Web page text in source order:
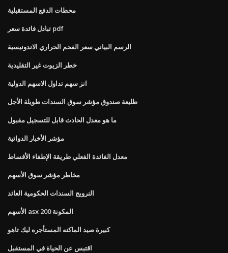
محطات الدفع المستقبلية
تبادل فائدة سعر pdf
الرسم البياني سعر الفحم الحراري الاندونيسية
خطر الزيوت غير التقليدية
انز سهم تداول الاسهم الدولية
طليعة صندوق مؤشر سوق السندات طويلة الأجل
ما هو معدل الحادث قابل للتسجيل مقبول
مؤشر الأخبار الدوائية
معدل الفائدة الفعلي طريقة الإطفاء الأقساط
مخاطر مؤشر سوق الأسهم
النرويج السندات الحكومية العائد
الأسهم asx 200 المكونة
كبيرة صيد الماكنه المستأجره ليك تاهو
اقتبس عن الحياة في المستقبل